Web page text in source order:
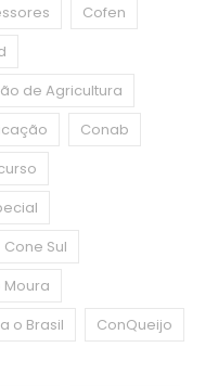
Cofen
de Agricultura
Conab
Cone Sul
Moura
o Brasil
ConQueijo